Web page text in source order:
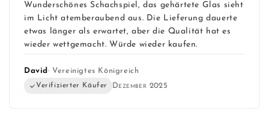
Wunderschönes Schachspiel, das gehärtete Glas sieht
im Licht atemberaubend aus. Die Lieferung dauerte
etwas länger als erwartet, aber die Qualität hat es
wieder wettgemacht. Würde wieder kaufen.
David · Vereinigtes Königreich
Verifizierter Käufer Dezember 2025